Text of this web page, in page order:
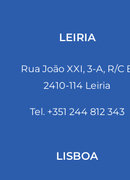
LEIRIA
Rua João XXI, 3-A, R/C
2410-114 Leiria
Tel. +351 244 812 343
LISBOA